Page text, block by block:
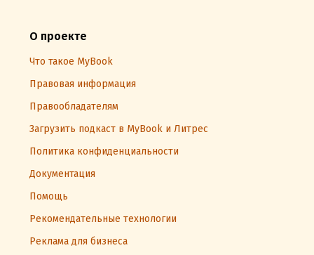
О проекте
Что такое MyBook
Правовая информация
Правообладателям
Загрузить подкаст в MyBook и Литрес
Политика конфиденциальности
Документация
Помощь
Рекомендательные технологии
Реклама для бизнеса